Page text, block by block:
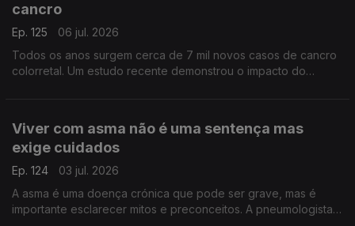
cancro
Ep. 125
06 jul. 2026
Todos os anos surgem cerca de 7 mil novos casos de cancro
colorretal. Um estudo recente demonstrou o impacto do
Viver com asma não é uma sentença mas
exige cuidados
Ep. 124
03 jul. 2026
A asma é uma doença crónica que pode ser grave, mas é
importante esclarecer mitos e preconceitos. A pneumologista